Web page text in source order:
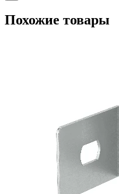
Похожие товары